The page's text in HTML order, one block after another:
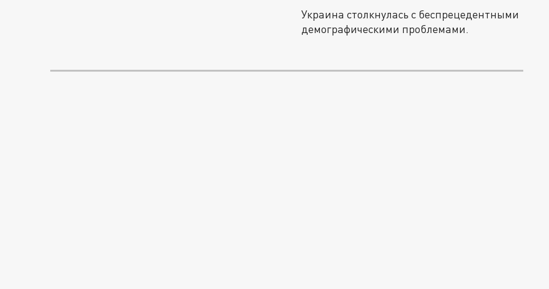
Украина столкнулась с беспрецедентными
демографическими проблемами.